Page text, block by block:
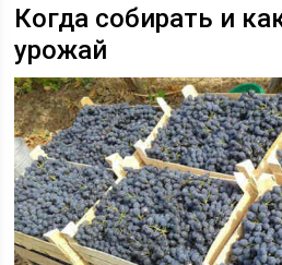
Когда собирать и
урожай